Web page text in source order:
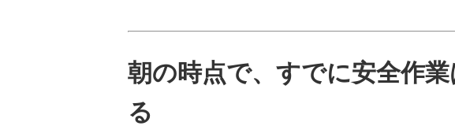
朝の時点で、すでに安全作
る